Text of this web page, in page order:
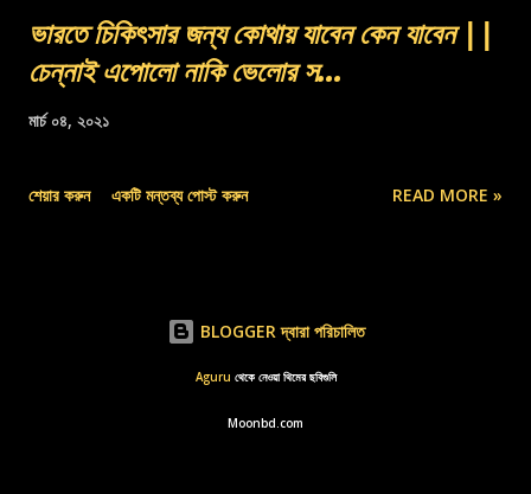
ভারতে চিকিৎসার জন্য কোথায় যাবেন কেন যাবেন ||
চেন্নাই এপোলো নাকি ভেলোর স...
মার্চ ০৪, ২০২১
শেয়ার করুন একটি মন্তব্য পোস্ট করুন READ MORE »
BLOGGER দ্বারা পরিচালিত
Aguru থেকে নেওয়া থিমের ছবিগুলি
Moonbd.com